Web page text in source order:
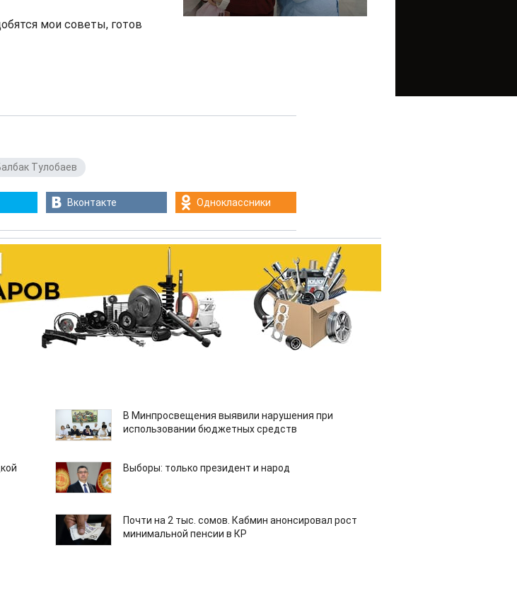
мои советы, готов
Тулобаев
Вконтакте Одноклассники
В Минпросвещения выявили нарушения при
использовании бюджетных средств
Выборы: только президент и народ
Почти на 2 тыс. сомов. Кабмин анонсировал рост
минимальной пенсии в КР